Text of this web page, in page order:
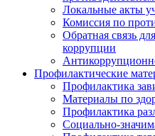
Локальные акты
Комиссия по
Обратная связь
коррупции
Профилактические
Профилактика
Материалы по
Профилактика
Социально-